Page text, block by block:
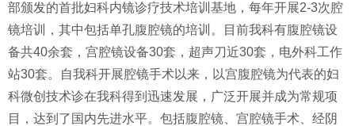
部颁发的首批妇科内镜诊疗技术培训基地，每年开展2-3次腔
镜培训，其中包括单孔腹腔镜的培训。目前我科有腹腔镜设
备共40余套，宫腔镜设备30套，超声刀近30套，电外科工作
站30套。自我科开展腔镜手术以来，以宫腹腔镜为代表的妇
科微创技术诊在我科得到迅速发展，广泛开展并成为常规项
目，达到了国内先进水平。包括腹腔镜、宫腔镜手术、经阴